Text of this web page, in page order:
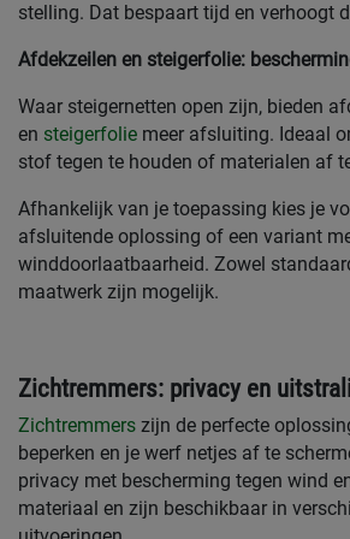
stelling. Dat bespaart tijd en verhoogt
Afdekzeilen en steigerfolie:
Waar steigernetten open zijn, bieden
en steigerfolie meer afsluiting. Ideaal
stof tegen te houden of materialen af
Afhankelijk van je toepassing kies je
afsluitende oplossing of een variant
winddoorlaatbaarheid. Zowel
maatwerk zijn mogelijk.
Zichtremmers: privacy en
Zichtremmers zijn de perfecte
beperken en je werf netjes af te
privacy met bescherming tegen wind
materiaal en zijn beschikbaar in